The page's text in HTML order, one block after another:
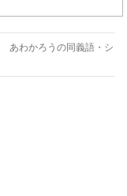
あわかろう の同義語・シ